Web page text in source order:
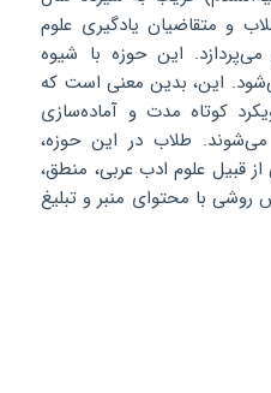
و متقاضیان یادگیری علوم
این حوزه با شیوه
این، بدین معنی است که
کوتاه مدت و آماده‌سازی
طلاب در این حوزه،
قبیل علوم ادب عربی، منطق،
روشی با محتوای منبر و تبلیغ